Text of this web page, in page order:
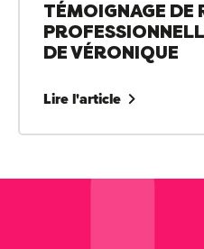
TÉMOIGNAGE DE
DE VÉRONIQUE
Lire l'article